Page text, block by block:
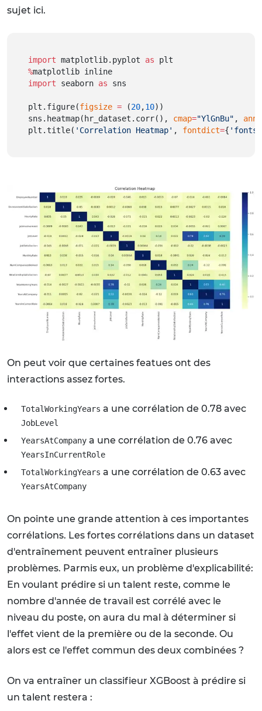
sujet ici.
import matplotlib.pyplot as plt
%matplotlib inline
import seaborn as sns
plt.figure(figsize = (20,10))
sns.heatmap(hr_dataset.corr(), cmap="YlGnBu" ,
plt.title( 'Correlation Heatmap' , fontdict={
On peut voir que certaines featues ont des
interactions assez fortes.
TotalWorkingYears a une corrélation de 0.78 avec
JobLevel
YearsAtCompany a une corrélation de 0.76 avec
YearsInCurrentRole
TotalWorkingYears a une corrélation de 0.63 avec
YearsAtCompany
On pointe une grande attention à ces importantes
corrélations. Les fortes corrélations dans un dataset
d'entraînement peuvent entraîner plusieurs
problèmes. Parmis eux, un problème d'explicabilité:
En voulant prédire si un talent reste, comme le
nombre d'année de travail est corrélé avec le
niveau du poste, on aura du mal à déterminer si
l'effet vient de la première ou de la seconde. Ou
alors est ce l'effet commun des deux combinées ?
On va entraîner un classifieur XGBoost à prédire si
un talent restera :